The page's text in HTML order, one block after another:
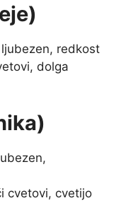
redkost
dolga
cvetovi, cvetijo